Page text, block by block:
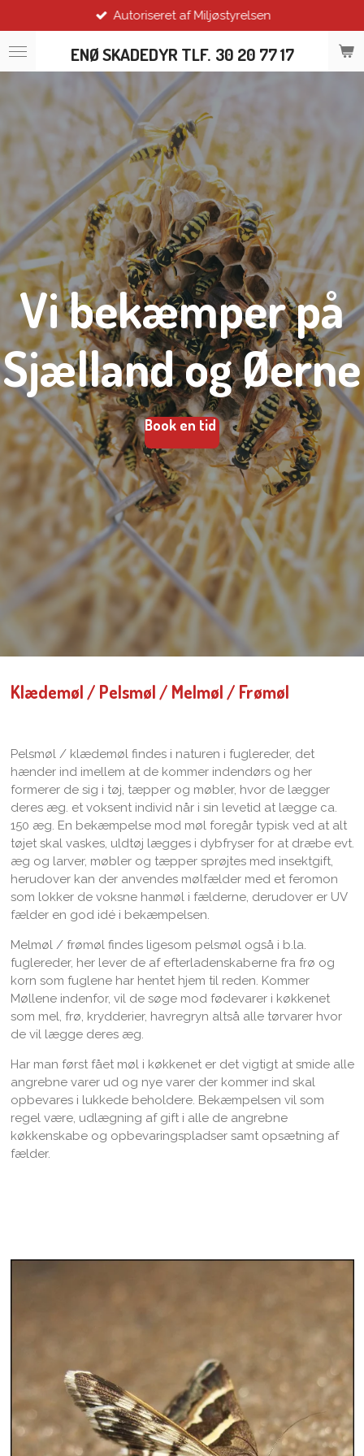
til
hovedindholdENØ SKADEDYR TLF. 30 20 77 17
Autoriseret af Miljøstyrelsen
Vi bekæmper på
Sjælland og Øerne
Book en tid
Klædemøl / Pelsmøl / Melmøl / Frømøl
Pelsmøl / klædemøl findes i naturen i fuglereder, det
hænder ind imellem at de kommer indendørs og her
formerer de sig i tøj, tæpper og møbler, hvor de lægger
deres æg. et voksent individ når i sin levetid at lægge ca.
150 æg. En bekæmpelse mod møl foregår typisk ved at alt
tøjet skal vaskes, uldtøj lægges i dybfryser for at dræbe evt.
æg og larver, møbler og tæpper sprøjtes med insektgift,
herudover kan der anvendes mølfælder med et feromon
som lokker de voksne hanmøl i fælderne, derudover er UV
fælder en god idé i bekæmpelsen.
Melmøl / frømøl findes ligesom pelsmøl også i b.la.
fuglereder, her lever de af efterladenskaberne fra frø og
korn som fuglene har hentet hjem til reden. Kommer
Møllene indenfor, vil de søge mod fødevarer i køkkenet
som mel, frø, krydderier, havregryn altså alle tørvarer hvor
de vil lægge deres æg.
Har man først fået møl i køkkenet er det vigtigt at smide alle
angrebne varer ud og nye varer der kommer ind skal
opbevares i lukkede beholdere. Bekæmpelsen vil som
regel være, udlægning af gift i alle de angrebne
køkkenskabe og opbevaringspladser samt opsætning af
fælder.